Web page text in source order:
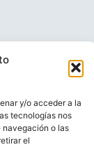
y/o acceder a la
tecnologías nos
navegación o las
el